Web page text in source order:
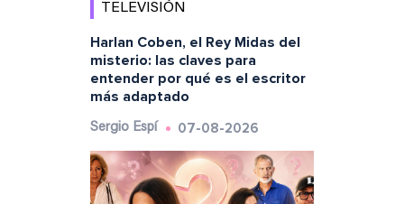
TELEVISIÓN
Harlan Coben, el Rey Midas del
misterio: las claves para
entender por qué es el escritor
más adaptado
Sergio Espí 07-08-2026